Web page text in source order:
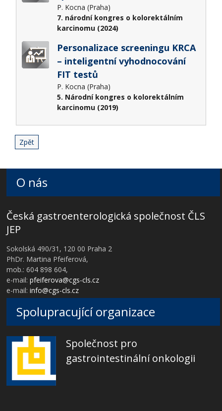
P. Kocna (Praha)
7. národní kongres o kolorektálním
karcinomu (2024)
Personalizace screeningu KRCA
– inteligentní vyhodnocování
FIT testů
P. Kocna (Praha)
5. Národní kongres o kolorektálním
karcinomu (2019)
Zpět
O nás
Česká gastroenterologická společnost ČLS
JEP
Sokolská 490/31, 120 00 Praha 2
PhDr. Martina Pfeiferová,
mob.: 604 898 604,
e-mail:pfeiferova@cgs-cls.cz
e-mail:info@cgs-cls.cz
Spolupracující organizace
Společnost pro
gastrointestinální onkologii